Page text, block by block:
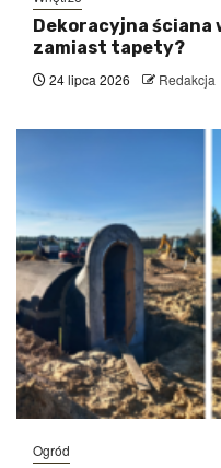
Dekoracyjna ściana
zamiast tapety?
24 lipca 2026 Redakcja
Ogród